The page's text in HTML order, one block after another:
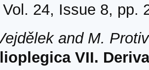
24, Issue 8, pp.
and M.
VII.